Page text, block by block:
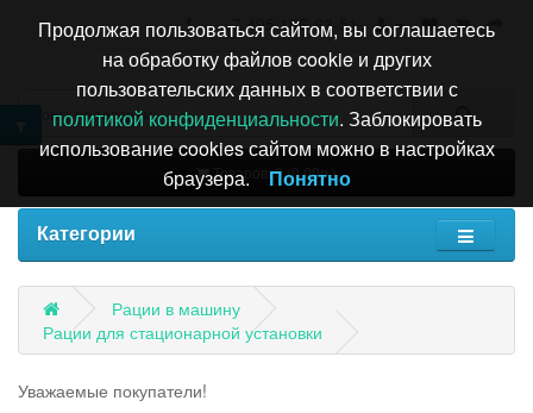
+7 495 196-63-51
Товаров: 0 (0.00р.)
Категории
Рации в машину
Рации для стационарной установки
Уважаемые покупатели!
Продолжая пользоваться сайтом, вы соглашаетесь
на обработку файлов cookie и других
пользовательских данных в соответствии с
политикой конфиденциальности. Заблокировать
использование cookies сайтом можно в настройках
браузера.
Понятно